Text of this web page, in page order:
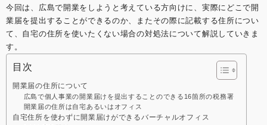
今回は、広島で開業をしようと考えている方向けに、実際にどこで開
業届を提出することができるのか、またその際に記載する住所につい
て、自宅の住所を使いたくない場合の対処法について解説していきま
す。
目次
開業届の住所について
広島で個人事業の開業届けを提出することのできる16箇所の税務署
開業届の住所は自宅あるいはオフィス
自宅住所を使わずに開業届けができるバーチャルオフィス